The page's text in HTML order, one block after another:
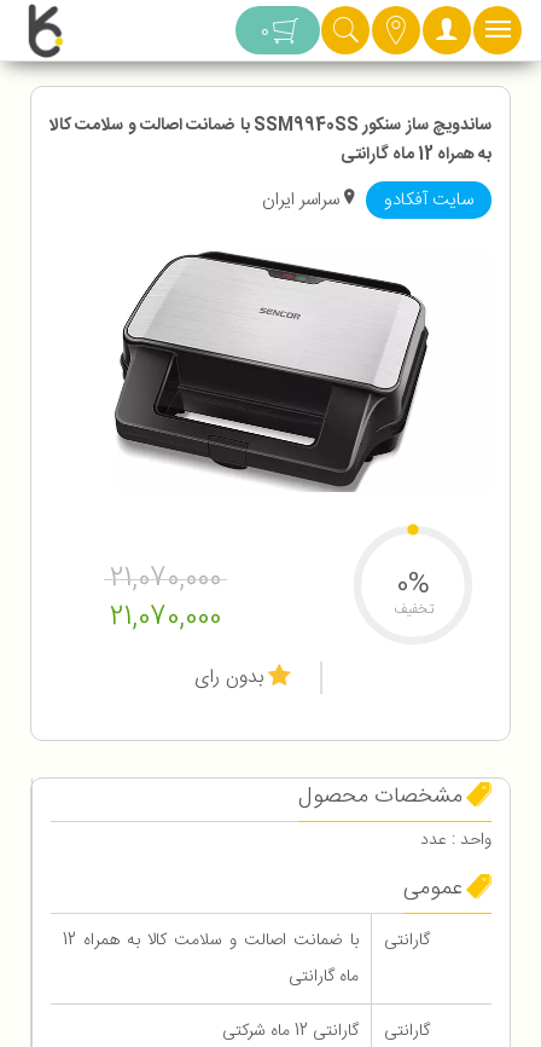
دسته بندی 0
ساندویچ ساز سنکور SSM9940SS با ضمانت اصالت و سلامت کالا
به همراه 12 ماه گارانتی
سایت آفکادو سراسر ایران
21,070,000
21,070,000
0%
تخفیف
بدون رای
مشخصات محصول
واحد : عدد
عمومی
گارانتی
با ضمانت اصالت و سلامت کالا به همراه 12
ماه گارانتی
گارانتی
گارانتی 12 ماه شرکتی